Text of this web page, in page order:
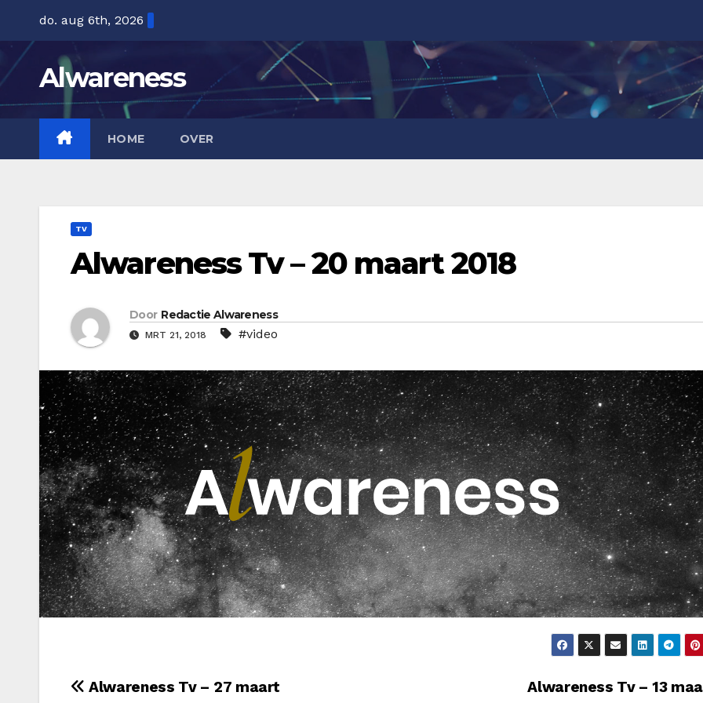
inhoud
do. aug 6th, 2026
Alwareness
HOME OVER
TV
Alwareness Tv – 20 maart 2018
Door Redactie Alwareness
MRT 21, 2018 #video
Bericht
Alwareness Tv – 13
Alwareness Tv – 27 maart